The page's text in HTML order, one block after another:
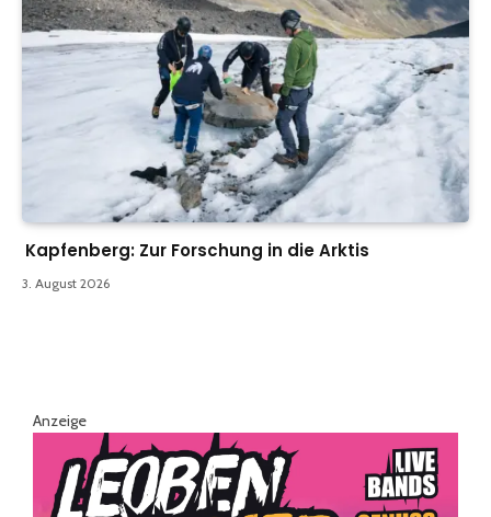
Kapfenberg: Zur Forschung in die Arktis
3. August 2026
Anzeige